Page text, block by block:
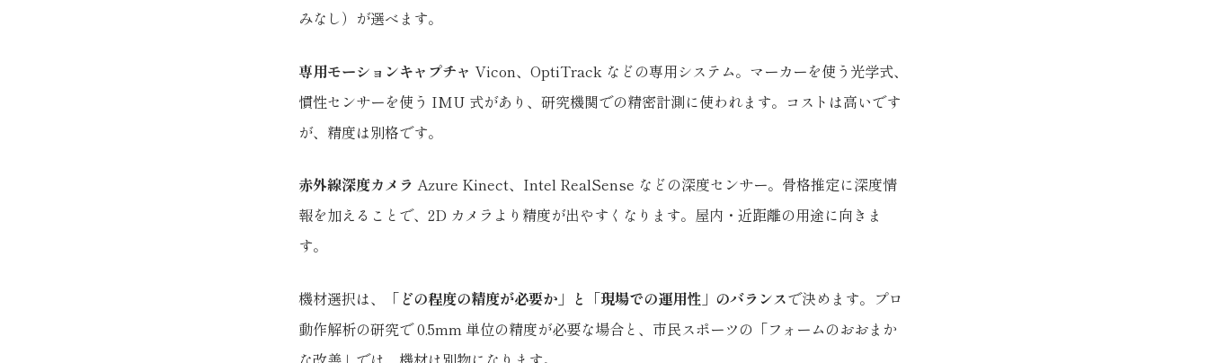
みなし）が選べます。
専用モーションキャプチャ Vicon、OptiTrack などの専用システム。マーカーを使う光学式、
慣性センサーを使う IMU 式があり、研究機関での精密計測に使われます。コストは高いです
が、精度は別格です。
赤外線深度カメラ Azure Kinect、Intel RealSense などの深度センサー。骨格推定に深度情
報を加えることで、2D カメラより精度が出やすくなります。屋内・近距離の用途に向きま
す。
機材選択は、 「どの程度の精度が必要か」と「現場での運用性」のバランスで決めます。プロ
動作解析の研究で 0.5mm 単位の精度が必要な場合と、市民スポーツの「フォームのおおまか